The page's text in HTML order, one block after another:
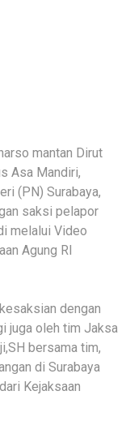
mantan Dirut
Asa Mandiri,
(PN) Surabaya,
saksi pelapor
melalui Video
Agung RI
dengan
juga oleh tim Jaksa
bersama tim,
di Surabaya
Kejaksaan